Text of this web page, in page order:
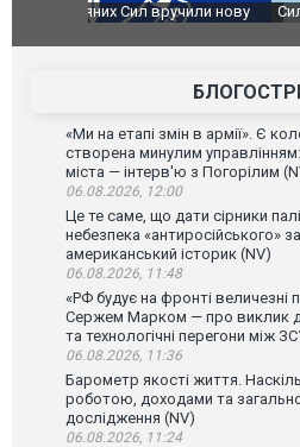
Сили оборони уразили
атаку. ВІДЕО
«Ми на етапі змін в армії». Є
створена минулим
міста — інтерв'ю з Погорілим
06.08.2026, 12:00
Це те саме, що дати сірники
небезпека «антиросійського»
американський історик (NV)
06.08.2026, 11:48
«РФ будує на фронті величезні
Сержем Марком — про виклик
та технологічні перегони між
06.08.2026, 11:36
Барометр якості життя.
роботою, доходами та
дослідження (NV)
06.08.2026, 11:24